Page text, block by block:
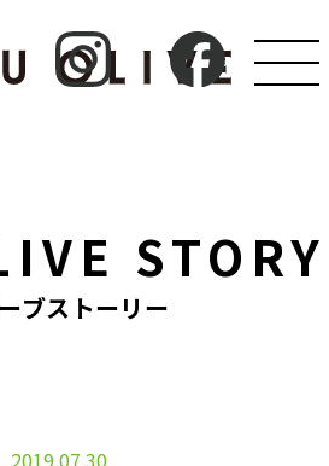
STORY
ブストーリー